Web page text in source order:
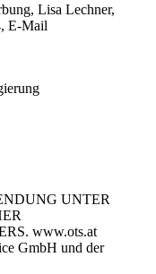
Lisa Lechner,
E-Mail
UNTER
www.ots.at
GmbH und der